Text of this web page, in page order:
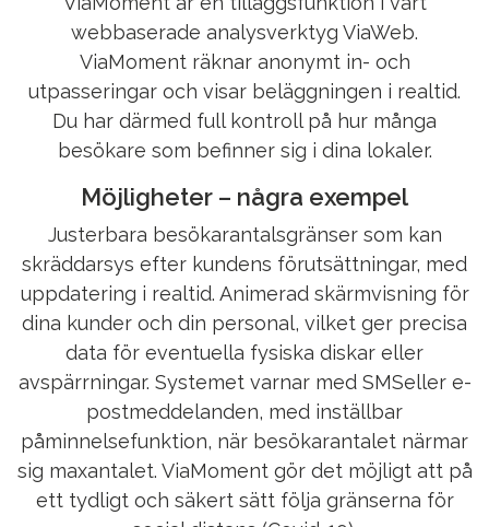
webbaserade analysverktyg ViaWeb.
ViaMoment räknar anonymt in- och
utpasseringar och visar beläggningen i realtid.
Du har därmed full kontroll på hur många
besökare som befinner sig i dina lokaler.
Möjligheter – några exempel
Justerbara besökarantalsgränser som kan
skräddarsys efter kundens förutsättningar, med
uppdatering i realtid. Animerad skärmvisning för
dina kunder och din personal, vilket ger precisa
data för eventuella fysiska diskar eller
avspärrningar. Systemet varnar med SMSeller e-
postmeddelanden, med inställbar
påminnelsefunktion, när besökarantalet närmar
sig maxantalet. ViaMoment gör det möjligt att på
ett tydligt och säkert sätt följa gränserna för